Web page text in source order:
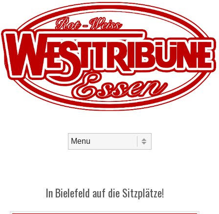
In Bielefeld auf die Sitzplätze!